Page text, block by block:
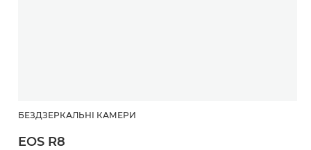
БЕЗДЗЕРКАЛЬНІ КАМЕРИ
EOS R8